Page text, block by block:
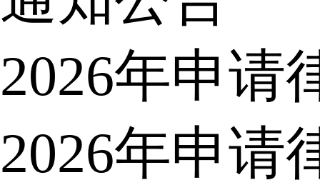
2026年申请
2026年申请